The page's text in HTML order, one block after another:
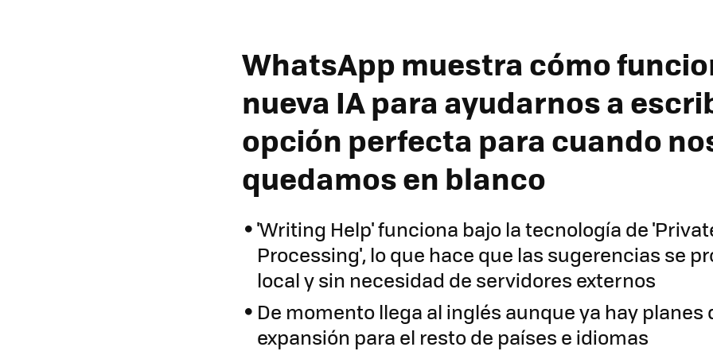
WhatsApp muestra cómo
nueva IA para ayudarnos a
opción perfecta para cuando
quedamos en blanco
'Writing Help' funciona bajo la tecnología de
Processing', lo que hace que las sugerencias se
local y sin necesidad de servidores externos
De momento llega al inglés aunque ya hay planes
expansión para el resto de países e idiomas